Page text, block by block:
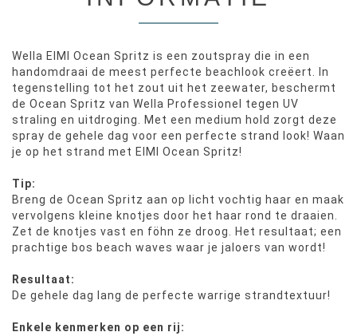
Wella EIMI Ocean Spritz is een zoutspray die in een
handomdraai de meest perfecte beachlook creëert. In
tegenstelling tot het zout uit het zeewater, beschermt
de Ocean Spritz van Wella Professionel tegen UV
straling en uitdroging. Met een medium hold zorgt deze
spray de gehele dag voor een perfecte strand look! Waan
je op het strand met EIMI Ocean Spritz!
Tip:
Breng de Ocean Spritz aan op licht vochtig haar en maak
vervolgens kleine knotjes door het haar rond te draaien.
Zet de knotjes vast en föhn ze droog. Het resultaat; een
prachtige bos beach waves waar je jaloers van wordt!
Resultaat:
De gehele dag lang de perfecte warrige strandtextuur!
Enkele kenmerken op een rij: